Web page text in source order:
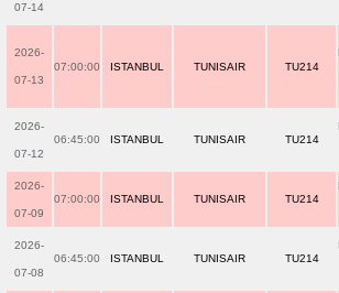
07-14
2026-
07-13
07:00:00 ISTANBUL TUNISAIR TU214
2026-
07-12
06:45:00 ISTANBUL TUNISAIR TU214
2026-
07-09
07:00:00 ISTANBUL TUNISAIR TU214
2026-
07-08
06:45:00 ISTANBUL TUNISAIR TU214